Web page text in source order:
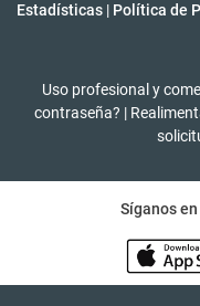
Estadísticas | Política de
Uso profesional y
contraseña? |
Síganos en